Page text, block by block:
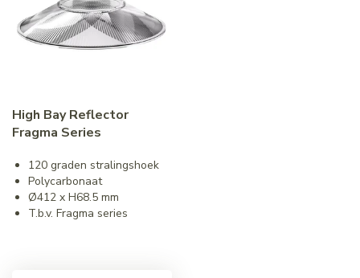
High Bay Reflector
Fragma Series
120 graden stralingshoek
Polycarbonaat
Ø412 x H68.5 mm
T.b.v. Fragma series